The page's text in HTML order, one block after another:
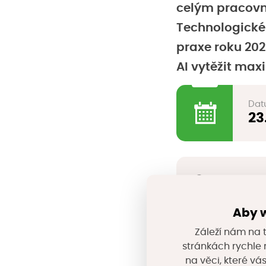
celým
praxe roku
AI vytěžit
Web akce
Aby
Záleží nám na
stránkách rychle
na věci, které